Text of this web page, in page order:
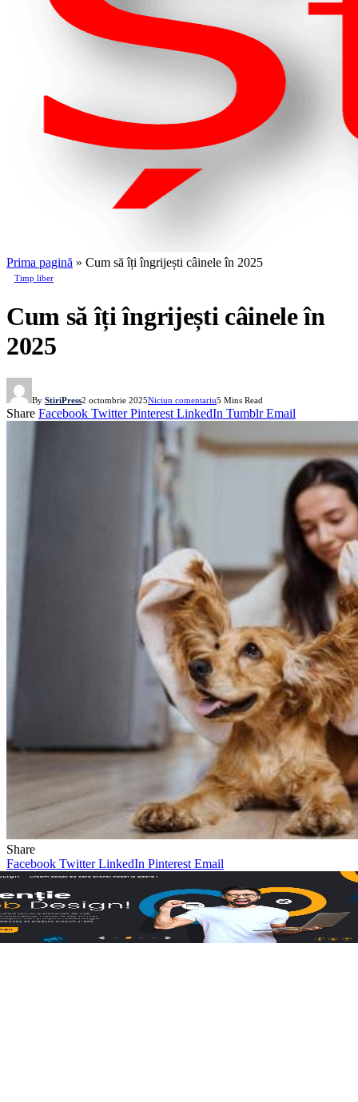
Prima pagină » Cum să îți îngrijești câinele în 2025
Timp liber
Cum să îți îngrijești câinele în
2025
By StiriPress2 octombrie 2025Niciun comentariu5 Mins Read
Share Facebook Twitter Pinterest LinkedIn Tumblr Email
Share
Facebook Twitter LinkedIn Pinterest Email